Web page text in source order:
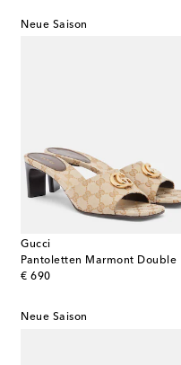
Neue Saison
Gucci
€ 690
original price
Neue Saison